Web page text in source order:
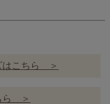
はこちら ＞
ら ＞